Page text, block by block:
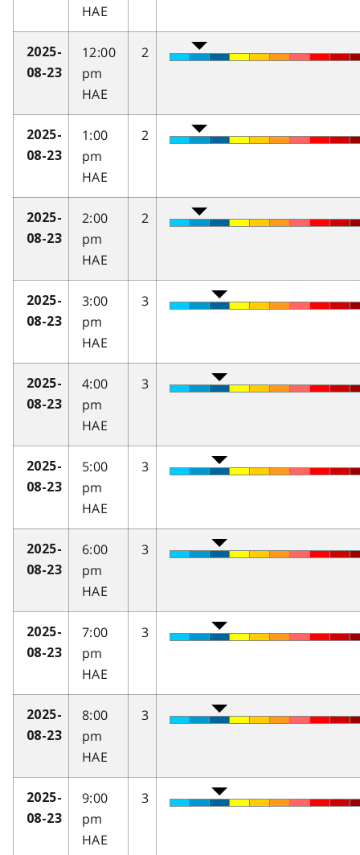
HAE
2025-
08-23
12:00
pm
HAE
2
2025-
08-23
1:00
pm
HAE
2
2025-
08-23
2:00
pm
HAE
2
2025-
08-23
3:00
pm
HAE
3
2025-
08-23
4:00
pm
HAE
3
2025-
08-23
5:00
pm
HAE
3
2025-
08-23
6:00
pm
HAE
3
2025-
08-23
7:00
pm
HAE
3
2025-
08-23
8:00
pm
HAE
3
2025-
08-23
9:00
pm
HAE
3